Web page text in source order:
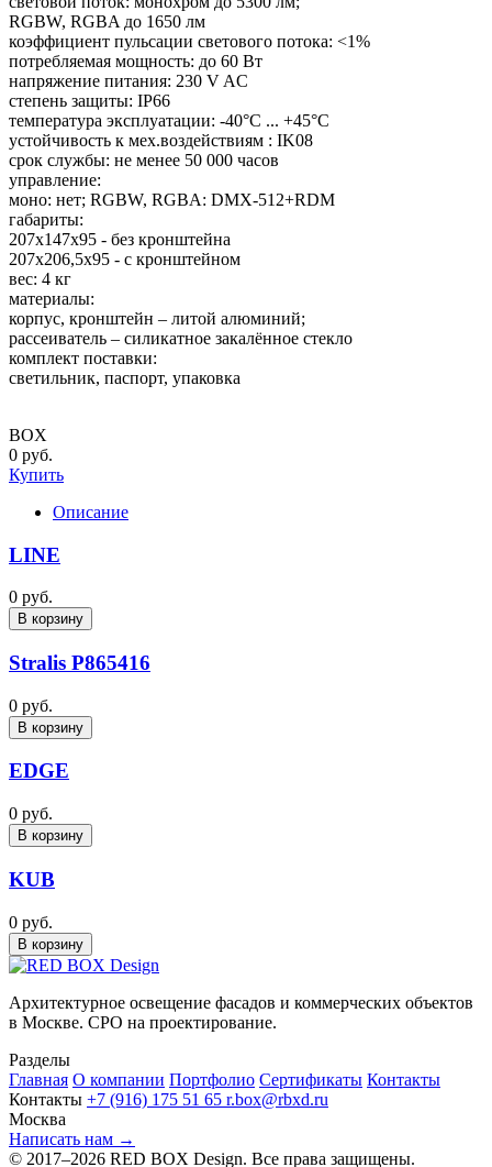
RGBW, RGBA до 1650 лм
коэффициент пульсации светового потока: <1%
потребляемая мощность: до 60 Вт
напряжение питания: 230 V AC
степень защиты: IP66
температура эксплуатации: -40°С ... +45°С
устойчивость к мех.воздействиям : IK08
срок службы: не менее 50 000 часов
управление:
моно: нет; RGBW, RGBA: DMX-512+RDM
габариты:
207x147x95 - без кронштейна
207x206,5x95 - с кронштейном
вес: 4 кг
материалы:
корпус, кронштейн – литой алюминий;
рассеиватель – силикатное закалённое стекло
комплект поставки:
светильник, паспорт, упаковка
BOX
0 руб.
Купить
Описание
LINE
0 руб.
В корзину
Stralis P865416
0 руб.
В корзину
EDGE
0 руб.
В корзину
KUB
0 руб.
В корзину
Архитектурное освещение фасадов и коммерческих объектов
в Москве. СРО на проектирование.
Разделы
Главная О компании Портфолио Сертификаты Контакты
Контакты +7 (916) 175 51 65 r.box@rbxd.ru
Москва
Написать нам →
© 2017–2026 RED BOX Design. Все права защищены.